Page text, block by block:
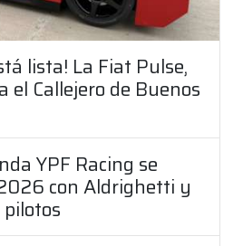
lista! La Fiat Pulse,
el Callejero de Buenos
YPF Racing se
con Aldrighetti y